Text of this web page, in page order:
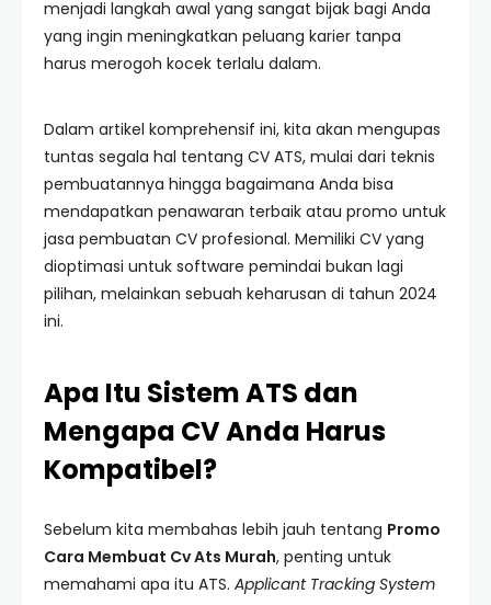
menjadi langkah awal yang sangat bijak bagi Anda
yang ingin meningkatkan peluang karier tanpa
harus merogoh kocek terlalu dalam.
Dalam artikel komprehensif ini, kita akan mengupas
tuntas segala hal tentang CV ATS, mulai dari teknis
pembuatannya hingga bagaimana Anda bisa
mendapatkan penawaran terbaik atau promo untuk
jasa pembuatan CV profesional. Memiliki CV yang
dioptimasi untuk software pemindai bukan lagi
pilihan, melainkan sebuah keharusan di tahun 2024
ini.
Apa Itu Sistem ATS dan
Mengapa CV Anda Harus
Kompatibel?
Sebelum kita membahas lebih jauh tentang Promo
Cara Membuat Cv Ats Murah, penting untuk
memahami apa itu ATS. Applicant Tracking System